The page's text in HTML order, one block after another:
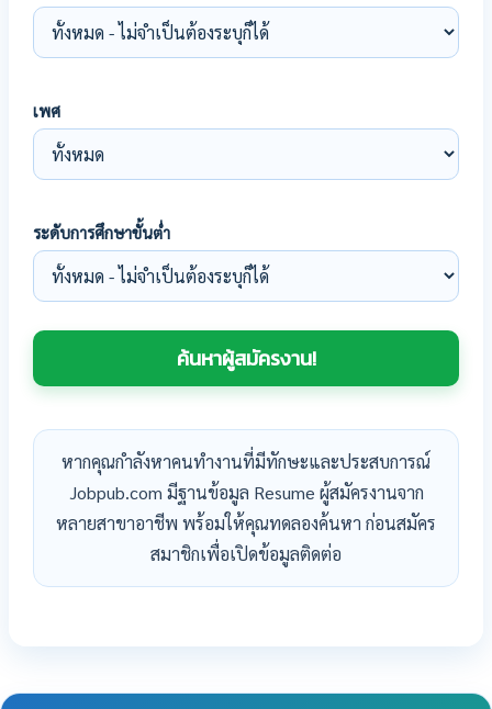
เพศ
ระดับการศึกษาขั้นต่ำ
หากคุณกำลังหาคนทำงานที่มีทักษะและประสบการณ์
Jobpub.com มีฐานข้อมูล Resume ผู้สมัครงานจาก
หลายสาขาอาชีพ พร้อมให้คุณทดลองค้นหา ก่อนสมัคร
สมาชิกเพื่อเปิดข้อมูลติดต่อ